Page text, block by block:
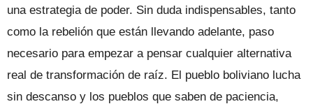
una estrategia de poder. Sin duda indispensables, tanto
como la rebelión que están llevando adelante, paso
necesario para empezar a pensar cualquier alternativa
real de transformación de raíz. El pueblo boliviano lucha
sin descanso y los pueblos que saben de paciencia,